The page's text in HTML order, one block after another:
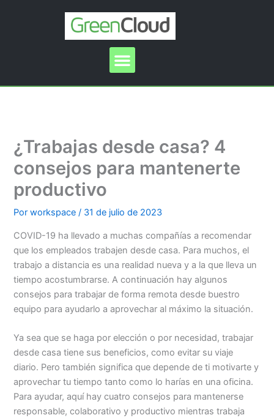
Menu
¿Trabajas desde casa? 4
consejos para mantenerte
productivo
Porworkspace/ 31 de julio de 2023
COVID-19 ha llevado a muchas compañías a recomendar
que los empleados trabajen desde casa. Para muchos, el
trabajo a distancia es una realidad nueva y a la que lleva un
tiempo acostumbrarse. A continuación hay algunos
consejos para trabajar de forma remota desde buestro
equipo para ayudarlo a aprovechar al máximo la situación.
Ya sea que se haga por elección o por necesidad, trabajar
desde casa tiene sus beneficios, como evitar su viaje
diario. Pero también significa que depende de ti motivarte y
aprovechar tu tiempo tanto como lo harías en una oficina.
Para ayudar, aquí hay cuatro consejos para mantenerse
responsable, colaborativo y productivo mientras trabaja